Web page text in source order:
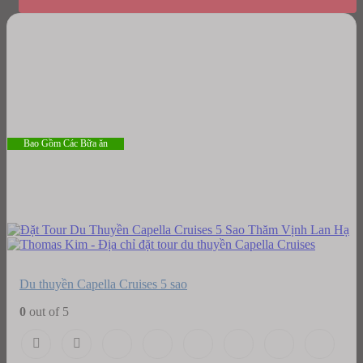
Bao Gồm Các Bữa ăn
Du thuyền Capella Cruises 5 sao
0 out of 5